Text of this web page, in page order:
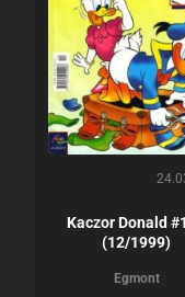
Kaczor Donald
(12/1999)
Egmont